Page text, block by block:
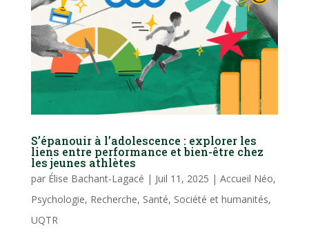
S’épanouir à l’adolescence : explorer les
liens entre performance et bien-être chez
les jeunes athlètes
par Élise Bachant-Lagacé | Juil 11, 2025 | Accueil Néo,
Psychologie, Recherche, Santé, Société et humanités,
UQTR